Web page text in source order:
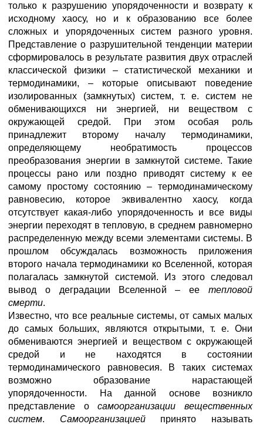
только к разрушению упорядоченности и возврату к
исходному хаосу, но и к образованию все более
сложных и упорядоченных систем разного уровня.
Представление о разрушительной тенденции материи
сформировалось в результате развития двух отраслей
классической физики – статистической механики и
термодинамики, – которые описывают поведение
изолированных (замкнутых) систем, т. е. систем не
обменивающихся ни энергией, ни веществом с
окружающей средой. При этом особая роль
принадлежит второму началу термодинамики,
определяющему необратимость процессов
преобразования энергии в замкнутой системе. Такие
процессы рано или поздно приводят систему к ее
самому простому состоянию – термодинамическому
равновесию, которое эквивалентно хаосу, когда
отсутствует какая-либо упорядоченность и все виды
энергии переходят в тепловую, в среднем равномерно
распределенную между всеми элементами системы. В
прошлом обсуждалась возможность приложения
второго начала термодинамики ко Вселенной, которая
полагалась замкнутой системой. Из этого следовал
вывод о деградации Вселенной – ее тепловой
смерти.
Известно, что все реальные системы, от самых малых
до самых больших, являются открытыми, т. е. Они
обмениваются энергией и веществом с окружающей
средой и не находятся в состоянии
термодинамического равновесия. В таких системах
возможно образование нарастающей
упорядоченности. На данной основе возникло
представление осамоорганизации вещественных
систем. Самоорганизациейпринято называть